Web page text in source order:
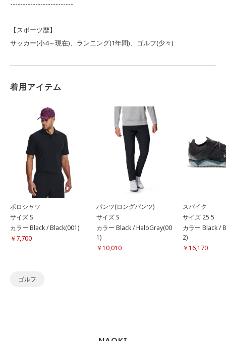
-------------------------
【スポーツ歴】
サッカー(小4～現在)、ランニング(1年間)、ゴルフ(少々)
着用アイテム
ポロシャツ
サイズ S
カラー Black / Black(001)
￥7,700
パンツ(ロングパンツ)
サイズ S
カラー Black / HaloGray(00
1)
￥10,010
スパイク
サイズ 25.5
カラー Black /
2)
￥16,170
ゴルフ